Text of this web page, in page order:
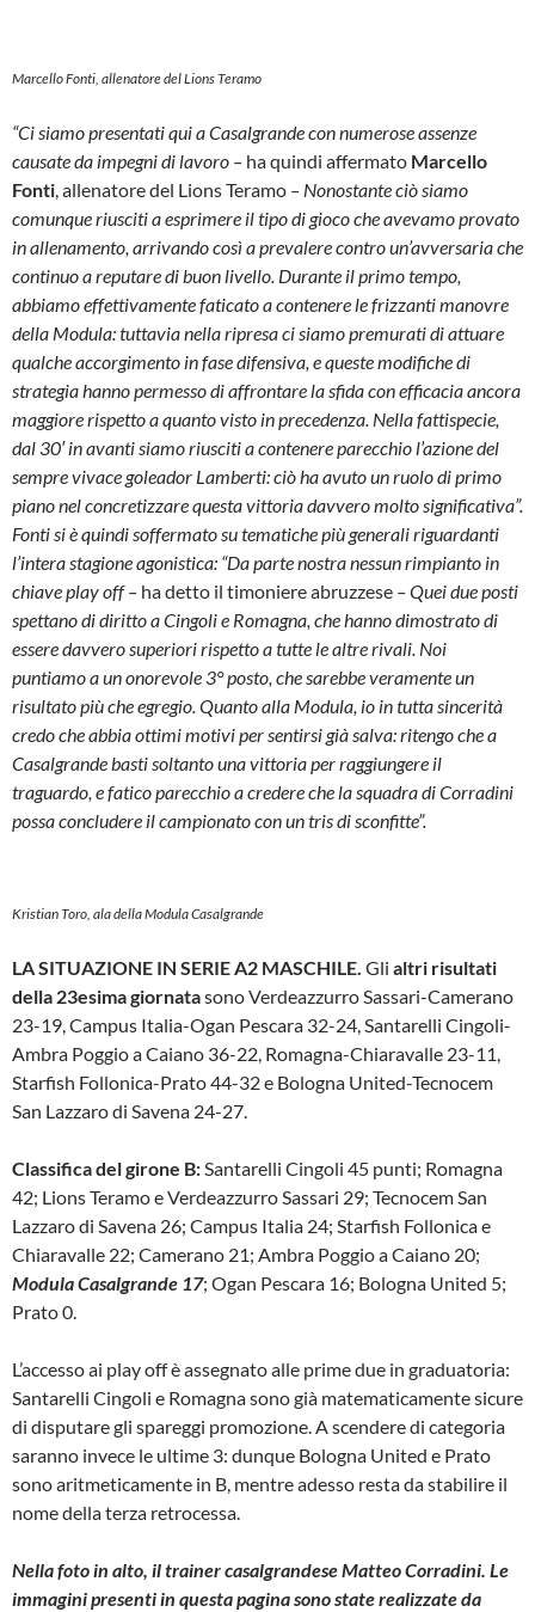
Marcello Fonti, allenatore del Lions Teramo
“Ci siamo presentati qui a Casalgrande con numerose assenze
causate da impegni di lavoro – ha quindi affermato Marcello
Fonti, allenatore del Lions Teramo – Nonostante ciò siamo
comunque riusciti a esprimere il tipo di gioco che avevamo provato
in allenamento, arrivando così a prevalere contro un’avversaria che
continuo a reputare di buon livello. Durante il primo tempo,
abbiamo effettivamente faticato a contenere le frizzanti manovre
della Modula: tuttavia nella ripresa ci siamo premurati di attuare
qualche accorgimento in fase difensiva, e queste modifiche di
strategia hanno permesso di affrontare la sfida con efficacia ancora
maggiore rispetto a quanto visto in precedenza. Nella fattispecie,
dal 30′ in avanti siamo riusciti a contenere parecchio l’azione del
sempre vivace goleador Lamberti: ciò ha avuto un ruolo di primo
piano nel concretizzare questa vittoria davvero molto significativa”.
Fonti si è quindi soffermato su tematiche più generali riguardanti
l’intera stagione agonistica: “Da parte nostra nessun rimpianto in
chiave play off – ha detto il timoniere abruzzese – Quei due posti
spettano di diritto a Cingoli e Romagna, che hanno dimostrato di
essere davvero superiori rispetto a tutte le altre rivali. Noi
puntiamo a un onorevole 3° posto, che sarebbe veramente un
risultato più che egregio. Quanto alla Modula, io in tutta sincerità
credo che abbia ottimi motivi per sentirsi già salva: ritengo che a
Casalgrande basti soltanto una vittoria per raggiungere il
traguardo, e fatico parecchio a credere che la squadra di Corradini
possa concludere il campionato con un tris di sconfitte”.
Kristian Toro, ala della Modula Casalgrande
LA SITUAZIONE IN SERIE A2 MASCHILE. Gli altri risultati
della 23esima giornatasono Verdeazzurro Sassari-Camerano
23-19, Campus Italia-Ogan Pescara 32-24, Santarelli Cingoli-
Ambra Poggio a Caiano 36-22, Romagna-Chiaravalle 23-11,
Starfish Follonica-Prato 44-32 e Bologna United-Tecnocem
San Lazzaro di Savena 24-27.
Classifica del girone B:Santarelli Cingoli 45 punti; Romagna
42; Lions Teramo e Verdeazzurro Sassari 29; Tecnocem San
Lazzaro di Savena 26; Campus Italia 24; Starfish Follonica e
Chiaravalle 22; Camerano 21; Ambra Poggio a Caiano 20;
Modula Casalgrande 17; Ogan Pescara 16; Bologna United 5;
Prato 0.
L’accesso ai play off è assegnato alle prime due in graduatoria:
Santarelli Cingoli e Romagna sono già matematicamente sicure
di disputare gli spareggi promozione. A scendere di categoria
saranno invece le ultime 3: dunque Bologna United e Prato
sono aritmeticamente in B, mentre adesso resta da stabilire il
nome della terza retrocessa.
Nella foto in alto, il trainer casalgrandese Matteo Corradini. Le
immagini presenti in questa pagina sono state realizzate da